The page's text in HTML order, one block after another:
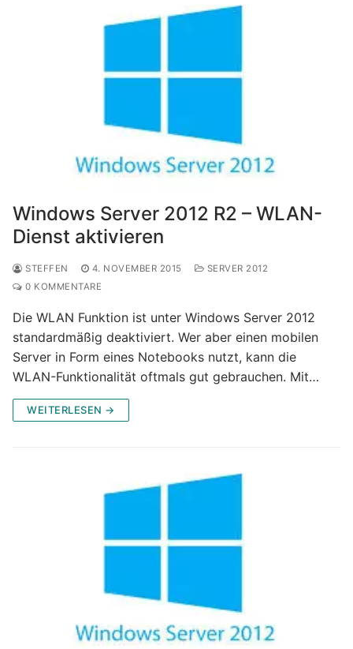
Windows Server 2012 R2 – WLAN-
Dienst aktivieren
STEFFEN 4. NOVEMBER 2015
SERVER 2012
0 KOMMENTARE
Die WLAN Funktion ist unter Windows Server 2012
standardmäßig deaktiviert. Wer aber einen mobilen
Server in Form eines Notebooks nutzt, kann die
WLAN-Funktionalität oftmals gut gebrauchen. Mit…
WEITERLESEN →